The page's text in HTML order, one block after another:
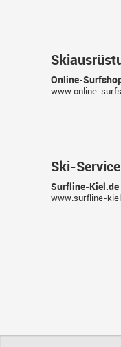
Online-
www.online-
Ski-Service
Surfline-Kiel.de
www.surfline-